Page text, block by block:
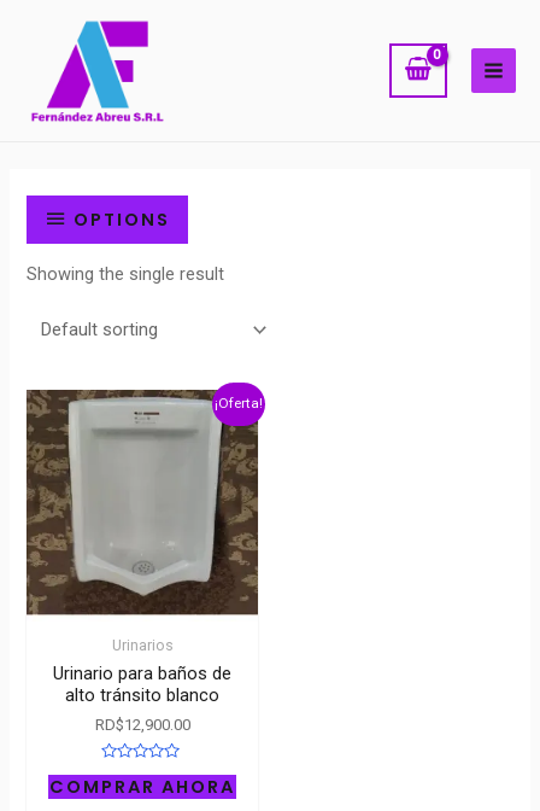
contenido
OPTIONS
Showing the single result
¡Oferta!
Urinarios
Urinario para baños de
alto tránsito blanco
RD$12,900.00
Rated
0
out
COMPRAR AHORA